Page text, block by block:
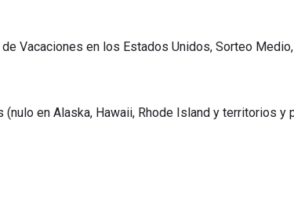
Vacaciones en los Estados Unidos, Sorteo
en Alaska, Hawaii, Rhode Island y territorios y